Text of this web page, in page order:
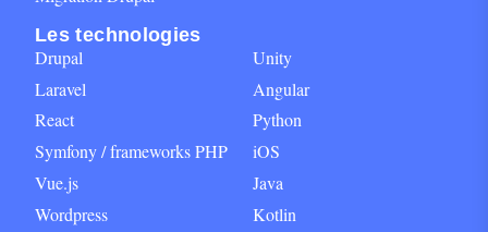
Les technologies
Drupal
Laravel
React
Symfony / frameworks PHP
Vue.js
Wordpress
Unity
Angular
Python
iOS
Java
Kotlin